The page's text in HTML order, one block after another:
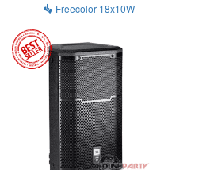
Freecolor 18x10W